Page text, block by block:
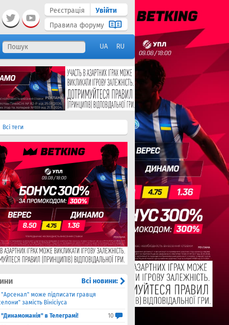
Реєстрація
Увійти
Правила форуму
UA RU
Всі теги
Всі новини:
"Арсенал" може підписати гравця
замість Вінісіуса
"Динамоманія" в Телеграмі!
10